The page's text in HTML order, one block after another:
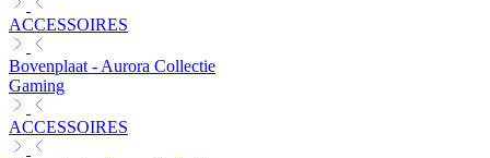
ACCESSOIRES
Bovenplaat - Aurora Collectie
Gaming
ACCESSOIRES